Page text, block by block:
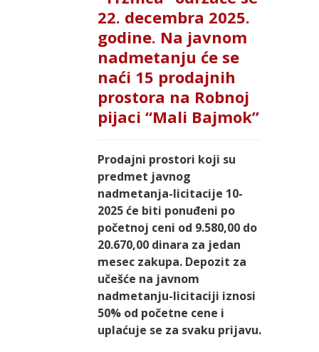
22. decembra 2025.
godine. Na javnom
nadmetanju će se
naći 15 prodajnih
prostora na Robnoj
pijaci “Mali Bajmok”
Prodajni prostori koji su
predmet javnog
nadmetanja-licitacije 10-
2025 će biti ponuđeni po
početnoj ceni od 9.580,00 do
20.670,00 dinara za jedan
mesec zakupa. Depozit za
učešće na javnom
nadmetanju-licitaciji iznosi
50% od početne cene i
uplaćuje se za svaku prijavu.